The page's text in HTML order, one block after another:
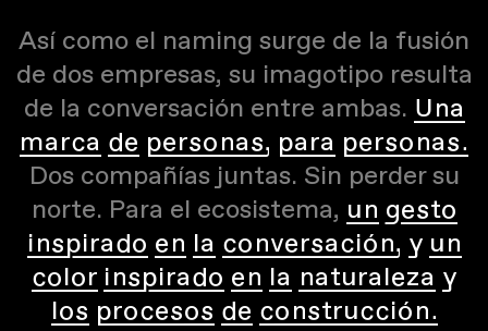
Así como el naming surge de la fusión
de dos empresas, su imagotipo resulta
de la conversación entre ambas. Una
marca de personas, para personas.
Dos compañías juntas. Sin perder su
norte. Para el ecosistema, un gesto
inspirado en la conversación, y un
color inspirado en la naturaleza y
los procesos de construcción.